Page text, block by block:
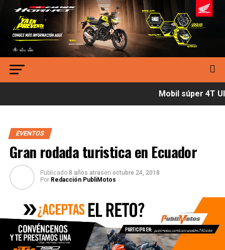
Mobil súper 4T
EVENTOS
Gran rodada turistica en Ecuador
Publicado 8 años atrasen octubre 24, 2018
Por Redacción PubliMotos